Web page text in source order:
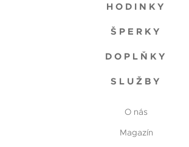
HODINKY
ŠPERKY
DOPLŇKY
SLUŽBY
O nás
Magazín